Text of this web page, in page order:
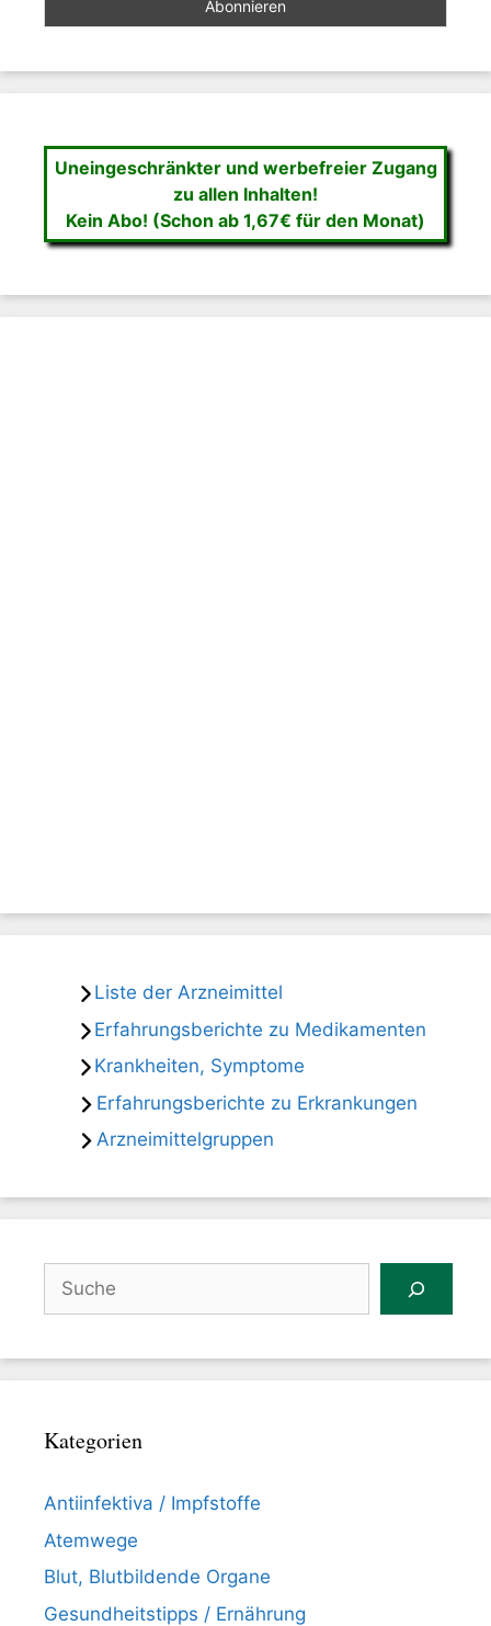
Uneingeschränkter und werbefreier Zugang
zu allen Inhalten!
Kein Abo! (Schon ab 1,67€ für den Monat)
Liste der Arzneimittel
Erfahrungsberichte zu Medikamenten
Krankheiten, Symptome
Erfahrungsberichte zu Erkrankungen
Arzneimittelgruppen
Suchen
Kategorien
Antiinfektiva / Impfstoffe
Atemwege
Blut, Blutbildende Organe
Gesundheitstipps / Ernährung